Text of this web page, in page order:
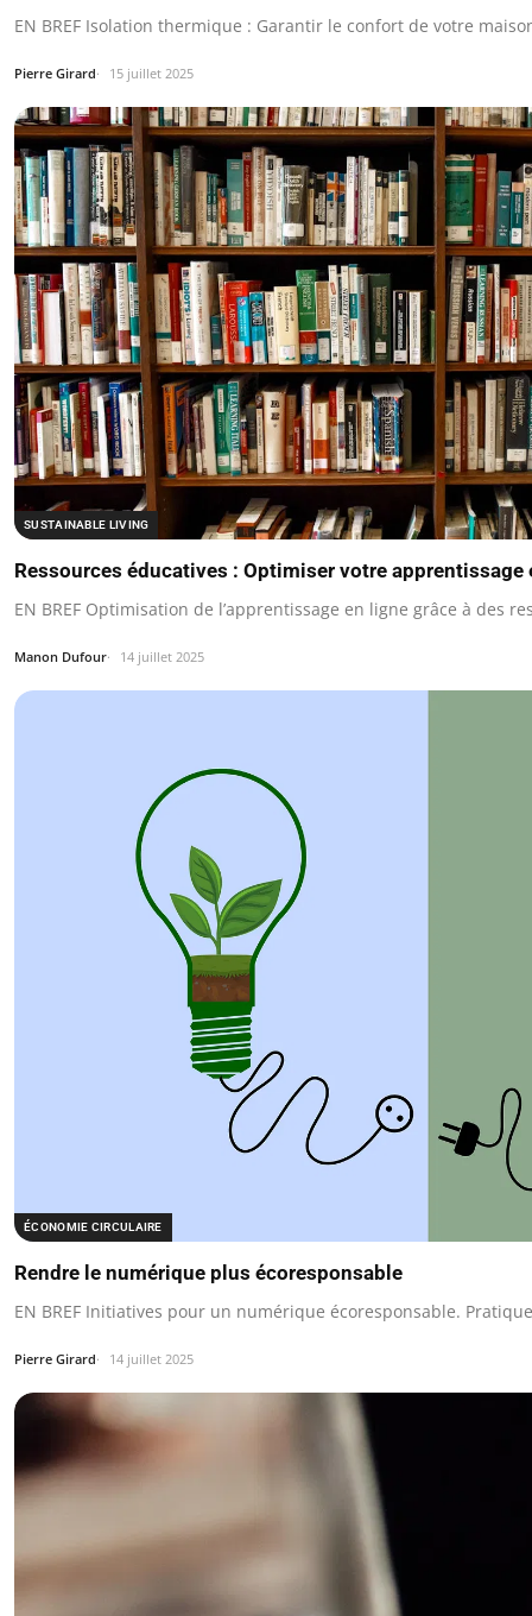
EN BREF Isolation thermique : Garantir le confort de votre
Pierre Girard 15 juillet 2025
SUSTAINABLE LIVING
Ressources éducatives : Optimiser votre apprentissage
EN BREF Optimisation de l’apprentissage en ligne grâce à des
Manon Dufour 14 juillet 2025
ÉCONOMIE CIRCULAIRE
Rendre le numérique plus écoresponsable
EN BREF Initiatives pour un numérique écoresponsable.
Pierre Girard 14 juillet 2025